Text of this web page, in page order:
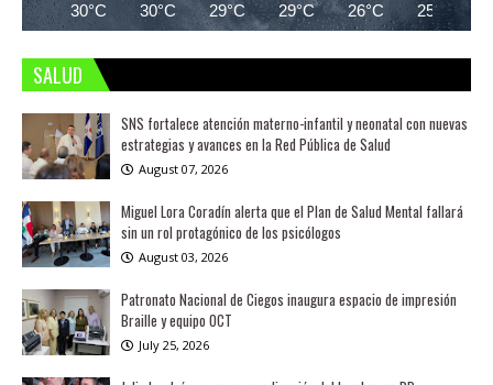
30°C 30°C 29°C 29°C 26°C 25°C
SALUD
SNS fortalece atención materno-infantil y neonatal con nuevas
estrategias y avances en la Red Pública de Salud
August 07, 2026
Miguel Lora Coradín alerta que el Plan de Salud Mental fallará
sin un rol protagónico de los psicólogos
August 03, 2026
Patronato Nacional de Ciegos inaugura espacio de impresión
Braille y equipo OCT
July 25, 2026